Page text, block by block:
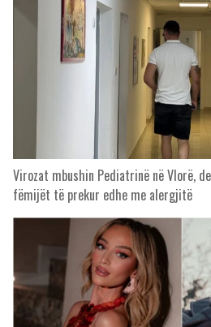
Virozat mbushin Pediatrinë në Vlorë,
fëmijët të prekur edhe me alergjitë